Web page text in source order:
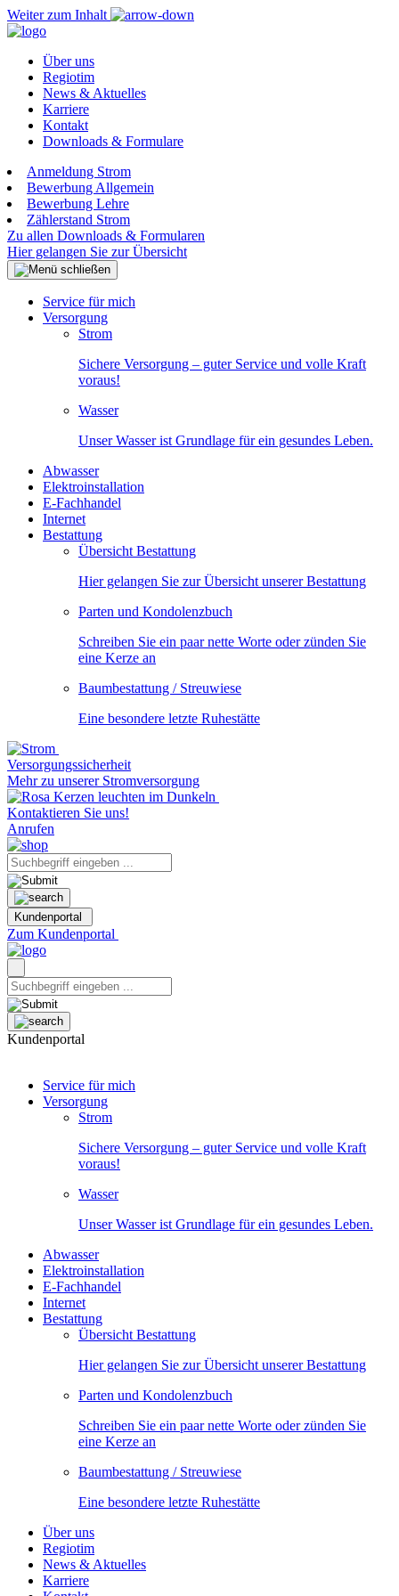
Weiter zum Inhalt
Über uns
Regiotim
News & Aktuelles
Karriere
Kontakt
Downloads & Formulare
Anmeldung Strom
Bewerbung Allgemein
Bewerbung Lehre
Zählerstand Strom
Zu allen Downloads & Formularen
Hier gelangen Sie zur Übersicht
Service für mich
Versorgung
Strom
Sichere Versorgung – guter Service und volle Kraft
voraus!
Wasser
Unser Wasser ist Grundlage für ein gesundes Leben.
Abwasser
Elektroinstallation
E-Fachhandel
Internet
Bestattung
Übersicht Bestattung
Hier gelangen Sie zur Übersicht unserer Bestattung
Parten und Kondolenzbuch
Schreiben Sie ein paar nette Worte oder zünden Sie
eine Kerze an
Baumbestattung / Streuwiese
Eine besondere letzte Ruhestätte
Versorgungssicherheit
Mehr zu unserer Stromversorgung
Kontaktieren Sie uns!
Anrufen
Kundenportal
Zum Kundenportal
Kundenportal
Service für mich
Versorgung
Strom
Sichere Versorgung – guter Service und volle Kraft
voraus!
Wasser
Unser Wasser ist Grundlage für ein gesundes Leben.
Abwasser
Elektroinstallation
E-Fachhandel
Internet
Bestattung
Übersicht Bestattung
Hier gelangen Sie zur Übersicht unserer Bestattung
Parten und Kondolenzbuch
Schreiben Sie ein paar nette Worte oder zünden Sie
eine Kerze an
Baumbestattung / Streuwiese
Eine besondere letzte Ruhestätte
Über uns
Regiotim
News & Aktuelles
Karriere